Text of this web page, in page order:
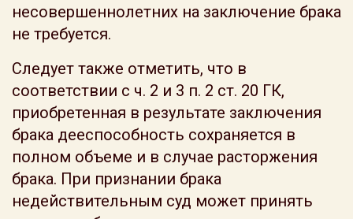
несовершеннолетних на заключение брака
не требуется.
Следует также отметить, что в
соответствии с ч. 2 и 3 п. 2 ст. 20 ГК,
приобретенная в результате заключения
брака дееспособность сохраняется в
полном объеме и в случае расторжения
брака. При признании брака
недействительным суд может принять